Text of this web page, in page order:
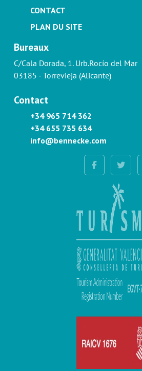
CONTACT
PLAN DU SITE
Bureaux
C/Cala Dorada, 1. Urb.Rocío del Mar
03185 - Torrevieja (Alicante)
Contact
+34 965 714 362
+34 655 735 634
info@bennecke.com